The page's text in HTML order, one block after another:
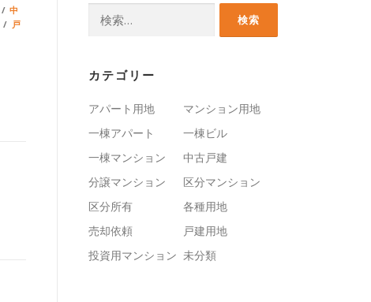
/中
/ 戸
カテゴリー
アパート用地
マンション用地
一棟アパート
一棟ビル
一棟マンション
中古戸建
分譲マンション
区分マンション
区分所有
各種用地
売却依頼
戸建用地
投資用マンション 未分類